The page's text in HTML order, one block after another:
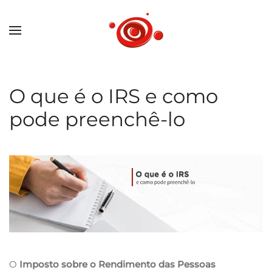
O que é o IRS e como
pode preenchê-lo
O Imposto sobre o Rendimento das Pessoas